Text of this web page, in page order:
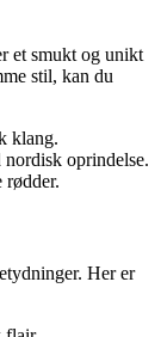
et smukt og unikt
stil, kan du
klang.
oprindelse.
Her er